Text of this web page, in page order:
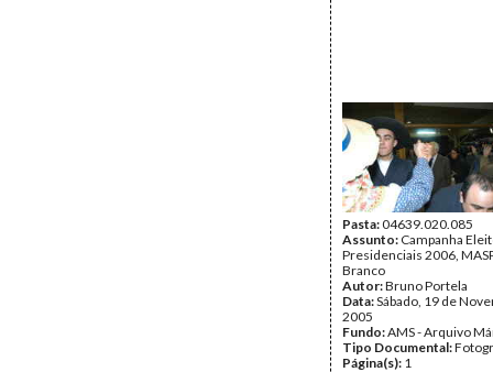
Pasta:04639.020.085
Assunto: Campanha
Presidenciais 2006,
Branco
Autor:Bruno Portela
Data:Sábado, 19 de
2005
Fundo:AMS - Arquivo
Tipo Documental:
Página(s): 1